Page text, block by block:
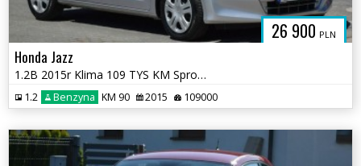
26 900 PLN
Honda Jazz
1.2B 2015r Klima 109 TYS KM Sprowadzony Opłacony
1.2 Benzyna KM 90 2015 109000